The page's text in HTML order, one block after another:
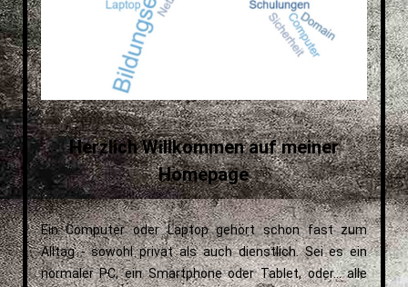
Herzlich Willkommen auf meiner
Homepage
Ein Computer oder Laptop gehört schon fast zum
Alltag - sowohl privat als auch dienstlich. Sei es ein
normaler PC, ein Smartphone oder Tablet, oder... alle